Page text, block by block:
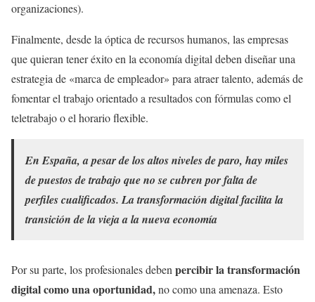
organizaciones).
Finalmente, desde la óptica de recursos humanos, las empresas
que quieran tener éxito en la economía digital deben diseñar una
estrategia de «marca de empleador» para atraer talento, además de
fomentar el trabajo orientado a resultados con fórmulas como el
teletrabajo o el horario flexible.
En España, a pesar de los altos niveles de paro, hay miles
de puestos de trabajo que no se cubren por falta de
perfiles cualificados. La transformación digital facilita la
transición de la vieja a la nueva economía
Por su parte, los profesionales debenpercibir la transformación
digital como una oportunidad,no como una amenaza. Esto